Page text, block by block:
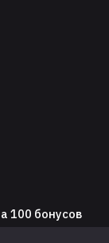
100 бонусов